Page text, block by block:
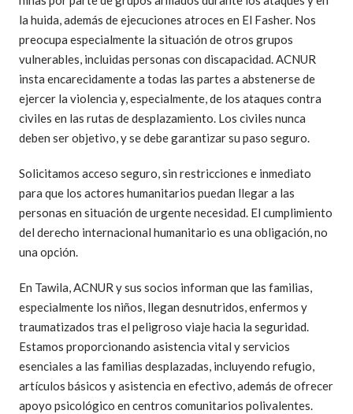
la huida, además de ejecuciones atroces en El Fasher. Nos
preocupa especialmente la situación de otros grupos
vulnerables, incluidas personas con discapacidad. ACNUR
insta encarecidamente a todas las partes a abstenerse de
ejercer la violencia y, especialmente, de los ataques contra
civiles en las rutas de desplazamiento. Los civiles nunca
deben ser objetivo, y se debe garantizar su paso seguro.
Solicitamos acceso seguro, sin restricciones e inmediato
para que los actores humanitarios puedan llegar a las
personas en situación de urgente necesidad. El cumplimiento
del derecho internacional humanitario es una obligación, no
una opción.
En Tawila, ACNUR y sus socios informan que las familias,
especialmente los niños, llegan desnutridos, enfermos y
traumatizados tras el peligroso viaje hacia la seguridad.
Estamos proporcionando asistencia vital y servicios
esenciales a las familias desplazadas, incluyendo refugio,
artículos básicos y asistencia en efectivo, además de ofrecer
apoyo psicológico en centros comunitarios polivalentes.